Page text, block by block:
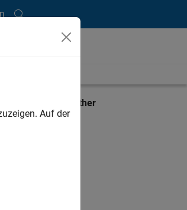
for another
Auf der